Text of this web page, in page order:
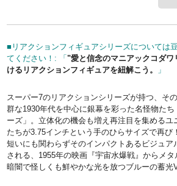
■リアクションフィギュアシリーズについては
てください！: 「"愛と信念のマニアックコダ
けるリアクションフィギュアを紐解こう。
」
スーパー7のリアクションシリーズが持つ、そ
群な1930年代を中心に銀幕を彩った名怪物た
ーズ」。立体化の機会も増え再注目を集めるユ
たちが3.75インチという手のひらサイズで再び
短いにも関わらずそのインパクトあるビジュア
される、1955年の映画『宇宙水爆戦』からメタ
暗闇で怪しくも鮮やかな光を放つブルーの蓄光